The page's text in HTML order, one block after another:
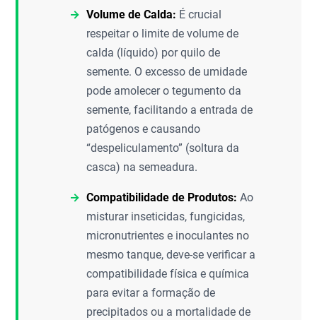
Volume de Calda: É crucial
respeitar o limite de volume de
calda (líquido) por quilo de
semente. O excesso de umidade
pode amolecer o tegumento da
semente, facilitando a entrada de
patógenos e causando
“despeliculamento” (soltura da
casca) na semeadura.
Compatibilidade de Produtos: Ao
misturar inseticidas, fungicidas,
micronutrientes e inoculantes no
mesmo tanque, deve-se verificar a
compatibilidade física e química
para evitar a formação de
precipitados ou a mortalidade de